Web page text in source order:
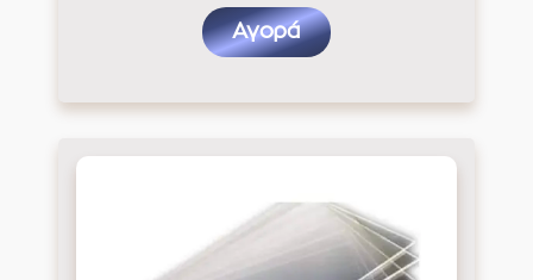
Αγορά